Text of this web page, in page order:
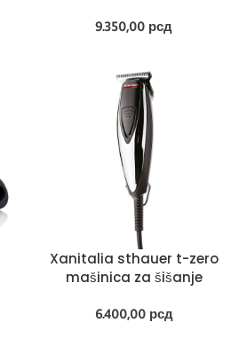
9.350,00 рсд
Xanitalia sthauer t-zero
mašinica za šišanje
6.400,00 рсд